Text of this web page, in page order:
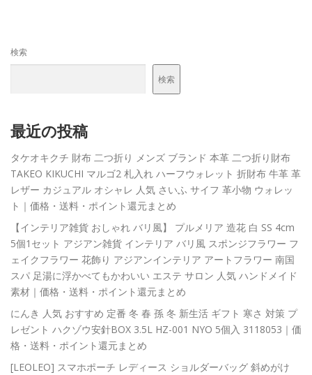
検索
検索
最近の投稿
タケオキクチ 財布 二つ折り メンズ ブランド 本革 二つ折り財布
TAKEO KIKUCHI マルゴ2 札入れ ハーフウォレット 折財布 牛革 革
レザー カジュアル オシャレ 人気 さいふ サイフ 革小物 ウォレッ
ト｜価格・送料・ポイント還元まとめ
【インテリア雑貨 おしゃれ バリ風】 プルメリア 造花 白 SS 4cm
5個1セット アジアン雑貨 インテリア バリ風 スポンジフラワー フ
ェイクフラワー 花飾り アジアンインテリア アートフラワー 南国
スパ 足湯に浮かべてもかわいい エステ サロン 人気 ハンドメイド
素材｜価格・送料・ポイント還元まとめ
にんき 人気 おすすめ 定番 冬 春 孫 冬 新生活 ギフト 寒さ 対策 プ
レゼント ハクゾウ安針BOX 3.5L HZ-001 NYO 5個入 3118053｜価
格・送料・ポイント還元まとめ
[LEOLEO] スマホポーチ レディース ショルダーバッグ 斜めがけ